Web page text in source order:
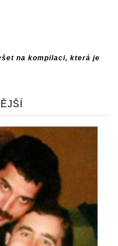
na kompilaci, která je